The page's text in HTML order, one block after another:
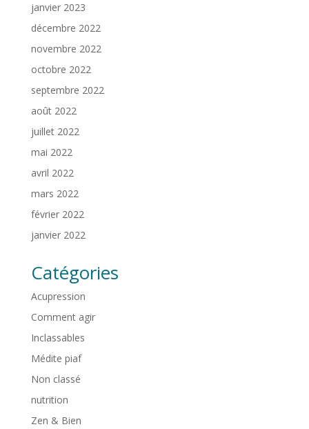
janvier 2023
décembre 2022
novembre 2022
octobre 2022
septembre 2022
août 2022
juillet 2022
mai 2022
avril 2022
mars 2022
février 2022
janvier 2022
Catégories
Acupression
Comment agir
Inclassables
Médite piaf
Non classé
nutrition
Zen & Bien